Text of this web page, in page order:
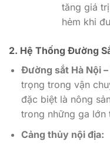
tăng giá
hẻm khi
2. Hệ Thống Đường
Đường sắt Hà Nội –
trọng trong vận
đặc biệt là nông
trong những ga lớn
Cảng thủy nội địa: